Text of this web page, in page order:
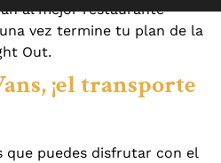
al mejor restaurante
vez termine tu plan de la
Out.
¡el transporte
que puedes disfrutar con el